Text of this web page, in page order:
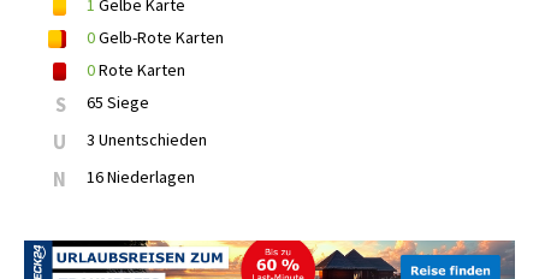
1 Gelbe Karte
0Gelb-Rote Karten
0Rote Karten
S 65 Siege
U 3 Unentschieden
N 16 Niederlagen